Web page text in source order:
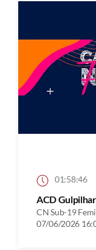
01:58:46
ACD
CN Sub-19
07/06/2026